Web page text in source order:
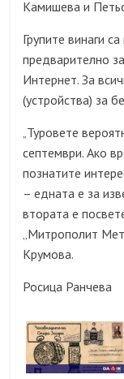
Камишева и
Групите винаги
предварително
Интернет. За
(устройства) за
„Туровете
септември. Ако
познатите
– едната е за
втората е
„Митрополит
Крумова.
Росица Ранчева